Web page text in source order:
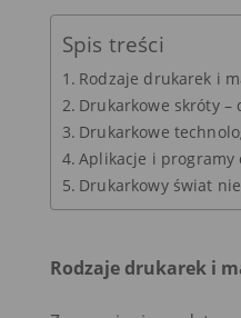
Spis treści
Rodzaje drukarek i
Drukarkowe skróty –
Drukarkowe
Aplikacje i programy
Drukarkowy świat
Rodzaje drukarek i